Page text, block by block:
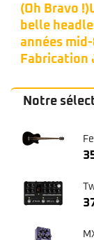
(Oh Bravo
belle
années mid-
Fabrication
Notre